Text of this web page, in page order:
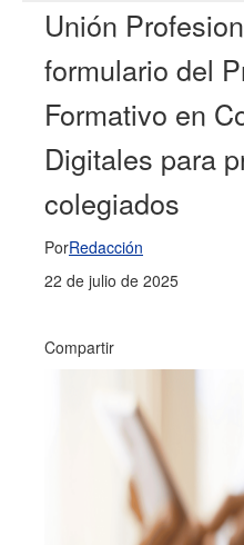
PROA
Contacto
Unión
formulario del
Formativo en
Digitales para
colegiados
PorRedacción
22 de julio de 2025
Compartir